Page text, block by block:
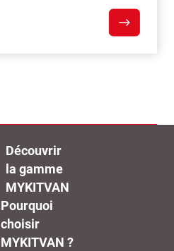
Découvrir
la gamme
MYKITVAN
Pourquoi
choisir
MYKITVAN ?